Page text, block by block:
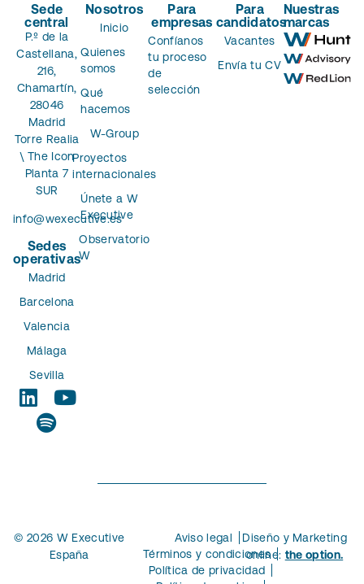
Sede
central
P.º de la
Castellana,
216,
Chamartín,
28046
Madrid
Torre Realia
\ The Icon
Planta 7
SUR
info@wexecutive.es
Sedes
operativas
Madrid
Barcelona
Valencia
Málaga
Sevilla
Nosotros
Inicio
Quienes
somos
Qué
hacemos
W-Group
Proyectos
internacionales
Únete a W
Executive
Observatorio
W
Para
empresas
Confíanos
tu proceso
de
selección
Para
candidatos
Vacantes
Envía tu CV
Nuestras
marcas
© 2026 W Executive
España
Aviso legal
Términos y condiciones
Política de privacidad
Diseño y Marketing
online: the option.